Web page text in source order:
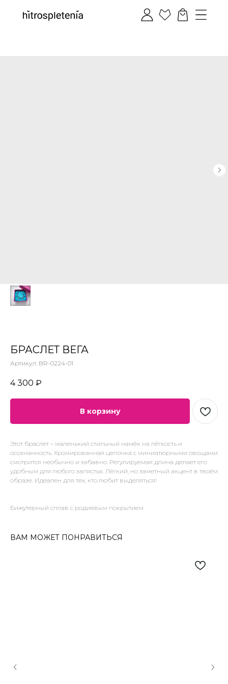
БРАСЛЕТ ВЕГА
Артикул: BR-0224-01
4 300 ₽
В корзину
Этот браслет – маленький стильный намёк на лёгкость и
осознанность. Хромированная цепочка с миниатюрными овощами
смотрится необычно и забавно. Регулируемая длина делает его
удобным для любого запястья. Лёгкий, но заметный акцент в твоём
образе. Идеален для тех, кто любит выделяться!
Бижутерный сплав с родиевым покрытием
ВАМ МОЖЕТ ПОНРАВИТЬСЯ